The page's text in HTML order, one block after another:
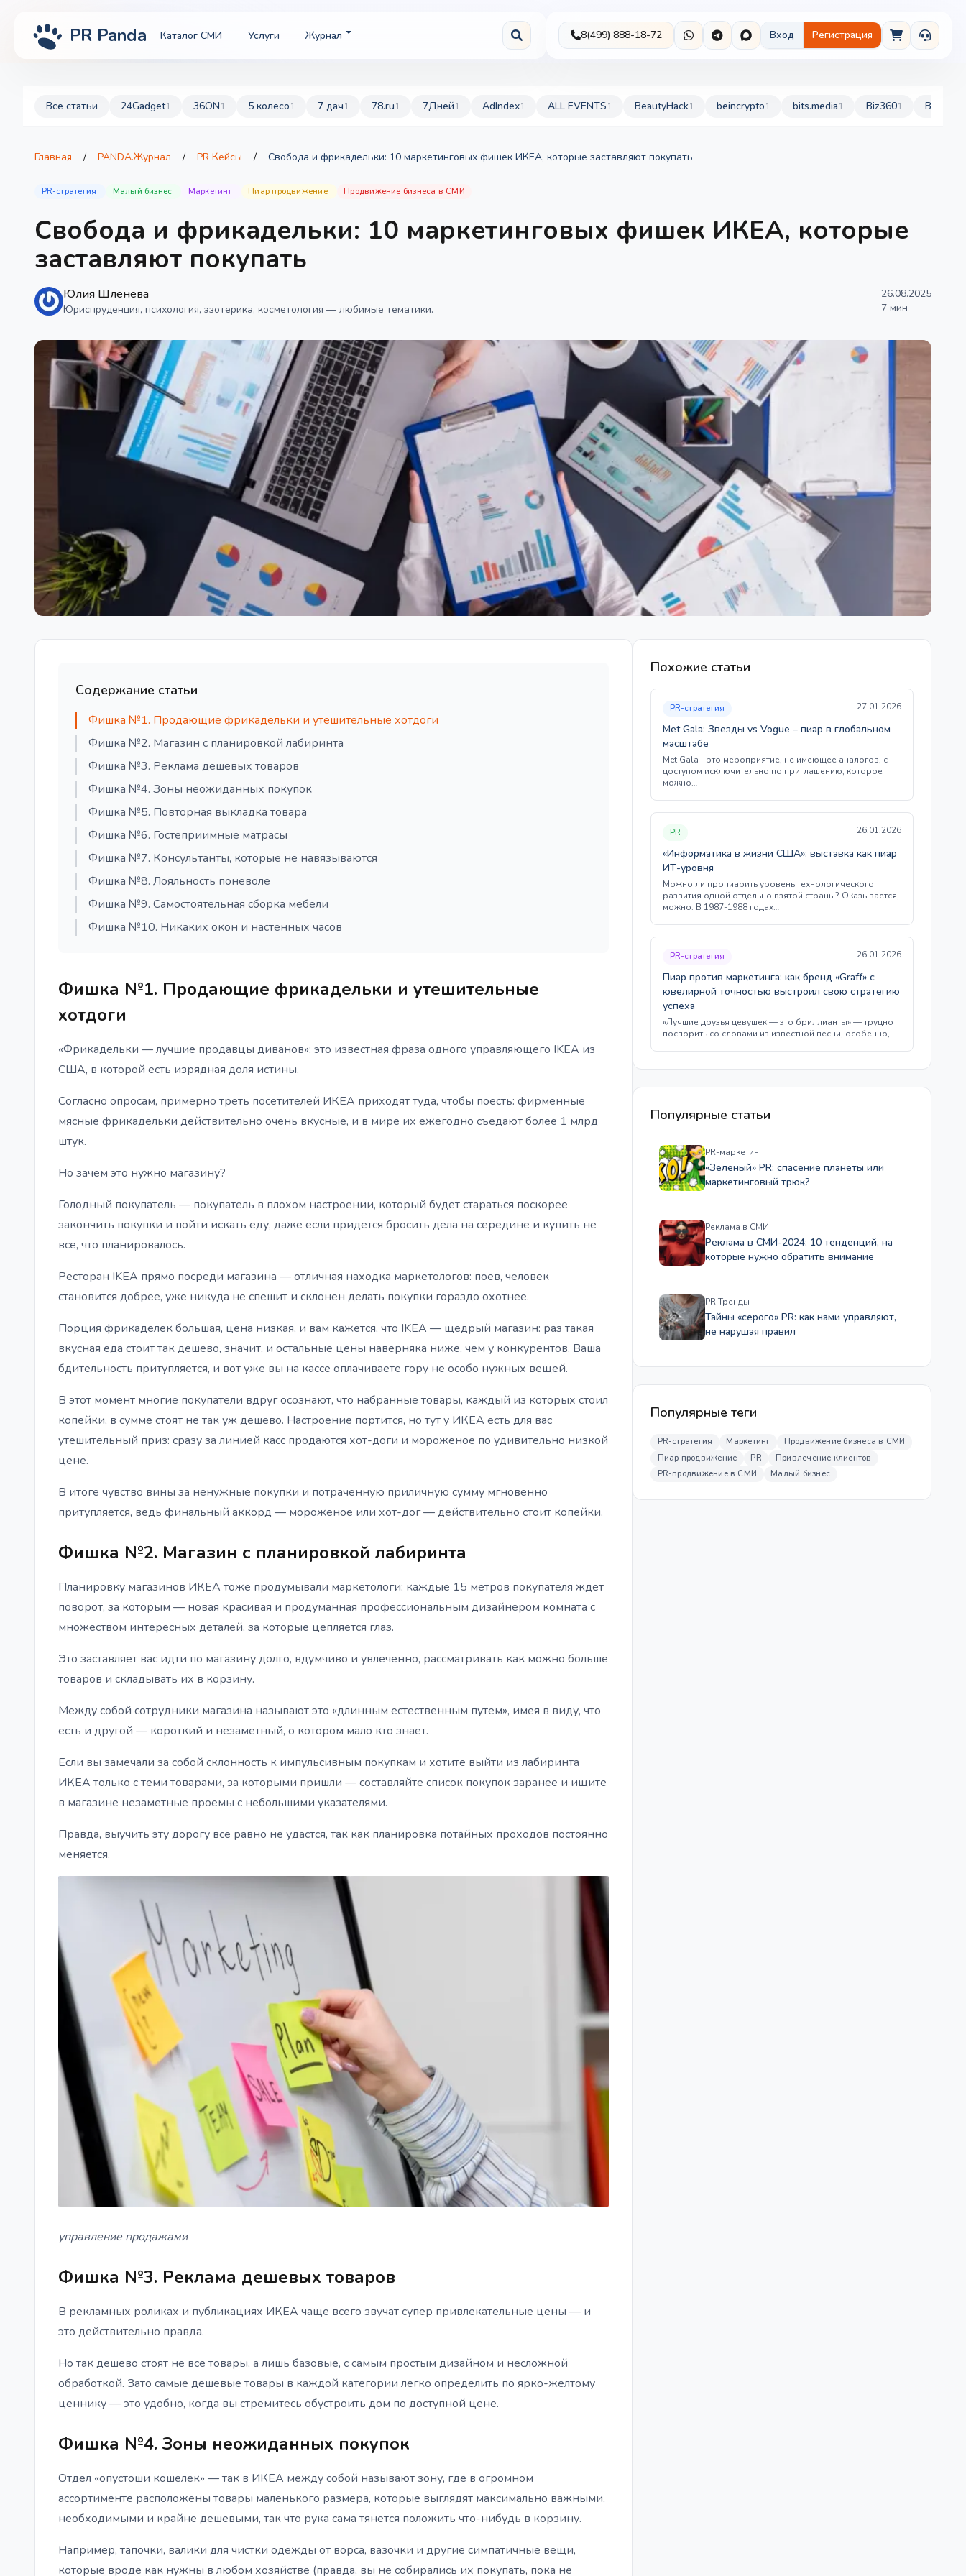
PR Panda Каталог СМИ Услуги Журнал 8(499) 888-18-72 Вход Регистрация
Все статьи 24Gadget1 36ON1 5 колесо1 7 дач1 78.ru1 7Дней1 AdIndex1 ALL EVENTS1 BeautyHack1 beincrypto1 bits.media1 Biz3601
Главная / PANDA.Журнал / PR Кейсы / Свобода и фрикадельки: 10 маркетинговых фишек ИКЕА, которые заставляют покупать
PR-стратегия Малый бизнес Маркетинг Пиар продвижение Продвижение бизнеса в СМИ
Свобода и фрикадельки: 10 маркетинговых фишек ИКЕА, которые
заставляют покупать
Юлия Шленева
Юриспруденция, психология, эзотерика, косметология — любимые тематики.
26.08.2025
7 мин
Содержание статьи
Фишка №1. Продающие фрикадельки и утешительные хотдоги
Фишка №2. Магазин с планировкой лабиринта
Фишка №3. Реклама дешевых товаров
Фишка №4. Зоны неожиданных покупок
Фишка №5. Повторная выкладка товара
Фишка №6. Гостеприимные матрасы
Фишка №7. Консультанты, которые не навязываются
Фишка №8. Лояльность поневоле
Фишка №9. Самостоятельная сборка мебели
Фишка №10. Никаких окон и настенных часов
Фишка №1. Продающие фрикадельки и утешительные
хотдоги
«Фрикадельки — лучшие продавцы диванов»: это известная фраза одного управляющего IKEA из
США, в которой есть изрядная доля истины.
Согласно опросам, примерно треть посетителей ИКЕА приходят туда, чтобы поесть: фирменные
мясные фрикадельки действительно очень вкусные, и в мире их ежегодно съедают более 1 млрд
штук.
Но зачем это нужно магазину?
Голодный покупатель — покупатель в плохом настроении, который будет стараться поскорее
закончить покупки и пойти искать еду, даже если придется бросить дела на середине и купить не
все, что планировалось.
Ресторан IKEA прямо посреди магазина — отличная находка маркетологов: поев, человек
становится добрее, уже никуда не спешит и склонен делать покупки гораздо охотнее.
Порция фрикаделек большая, цена низкая, и вам кажется, что IKEA — щедрый магазин: раз такая
вкусная еда стоит так дешево, значит, и остальные цены наверняка ниже, чем у конкурентов. Ваша
бдительность притупляется, и вот уже вы на кассе оплачиваете гору не особо нужных вещей.
В этот момент многие покупатели вдруг осознают, что набранные товары, каждый из которых стоил
копейки, в сумме стоят не так уж дешево. Настроение портится, но тут у ИКЕА есть для вас
утешительный приз: сразу за линией касс продаются хот-доги и мороженое по удивительно низкой
цене.
В итоге чувство вины за ненужные покупки и потраченную приличную сумму мгновенно
притупляется, ведь финальный аккорд — мороженое или хот-дог — действительно стоит копейки.
Фишка №2. Магазин с планировкой лабиринта
Планировку магазинов ИКЕА тоже продумывали маркетологи: каждые 15 метров покупателя ждет
поворот, за которым — новая красивая и продуманная профессиональным дизайнером комната с
множеством интересных деталей, за которые цепляется глаз.
Это заставляет вас идти по магазину долго, вдумчиво и увлеченно, рассматривать как можно больше
товаров и складывать их в корзину.
Между собой сотрудники магазина называют это «длинным естественным путем», имея в виду, что
есть и другой — короткий и незаметный, о котором мало кто знает.
Если вы замечали за собой склонность к импульсивным покупкам и хотите выйти из лабиринта
ИКЕА только с теми товарами, за которыми пришли — составляйте список покупок заранее и ищите
в магазине незаметные проемы с небольшими указателями.
Правда, выучить эту дорогу все равно не удастся, так как планировка потайных проходов постоянно
меняется.
управление продажами
Фишка №3. Реклама дешевых товаров
В рекламных роликах и публикациях ИКЕА чаще всего звучат супер привлекательные цены — и
это действительно правда.
Но так дешево стоят не все товары, а лишь базовые, с самым простым дизайном и несложной
обработкой. Зато самые дешевые товары в каждой категории легко определить по ярко-желтому
ценнику — это удобно, когда вы стремитесь обустроить дом по доступной цене.
Фишка №4. Зоны неожиданных покупок
Отдел «опустоши кошелек» — так в ИКЕА между собой называют зону, где в огромном
ассортименте расположены товары маленького размера, которые выглядят максимально важными,
необходимыми и крайне дешевыми, так что рука сама тянется положить что-нибудь в корзину.
Например, тапочки, валики для чистки одежды от ворса, вазочки и другие симпатичные вещи,
которые вроде как нужны в любом хозяйстве (правда, вы не собирались их покупать, пока не
Похожие статьи
PR-стратегия 27.01.2026
Met Gala: Звезды vs Vogue – пиар в глобальном
масштабе
Met Gala – это мероприятие, не имеющее аналогов, с
доступом исключительно по приглашению, которое
можно…
PR 26.01.2026
«Информатика в жизни США»: выставка как пиар
ИТ-уровня
Можно ли пропиарить уровень технологического
развития одной отдельно взятой страны? Оказывается,
можно. В 1987-1988 годах…
PR-стратегия 26.01.2026
Пиар против маркетинга: как бренд «Graff» с
ювелирной точностью выстроил свою стратегию
успеха
«Лучшие друзья девушек — это бриллианты» — трудно
поспорить со словами из известной песни, особенно,…
Популярные статьи
PR-маркетинг
«Зеленый» PR: спасение планеты или
маркетинговый трюк?
Реклама в СМИ
Реклама в СМИ-2024: 10 тенденций, на
которые нужно обратить внимание
PR Тренды
Тайны «серого» PR: как нами управляют,
не нарушая правил
Популярные теги
PR-стратегия Маркетинг
Продвижение бизнеса в СМИ
Пиар продвижение
PR
Привлечение клиентов
PR-продвижение в СМИ
Малый бизнес